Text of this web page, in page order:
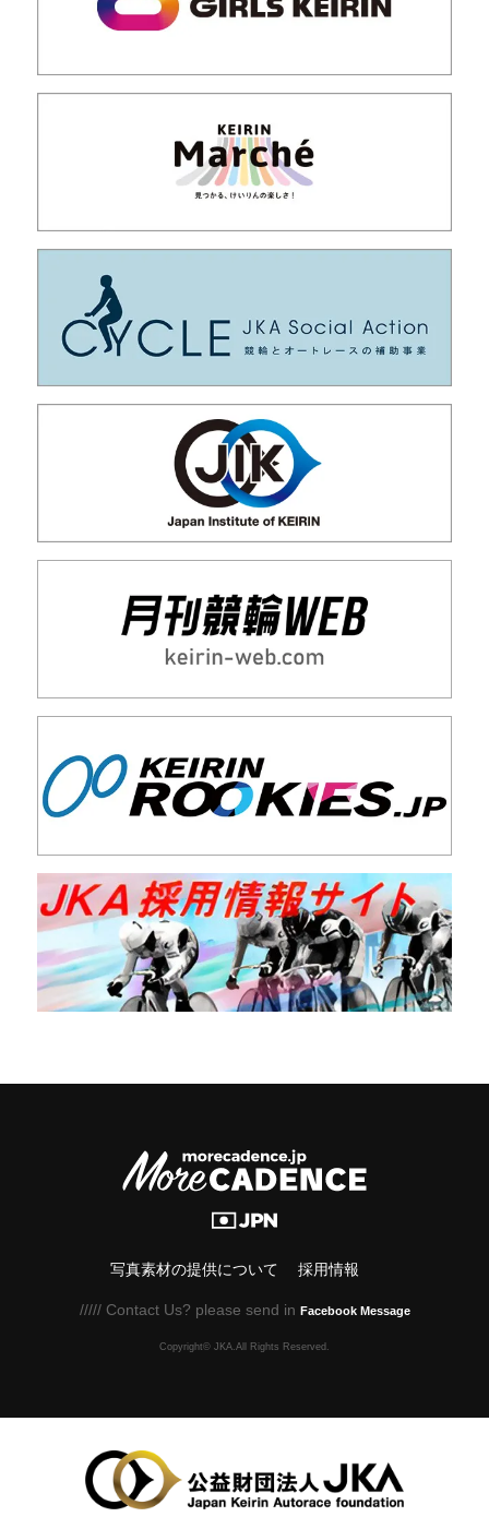
写真素材の提供について 採用情報
///// Contact Us? please send in Facebook Message
Copyright© JKA.All Rights Reserved.